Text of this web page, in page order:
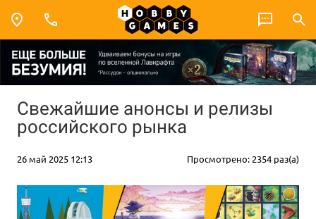
Свежайшие анонсы и релизы
российского рынка
26 май 2025 12:13 Просмотрено: 2354 раз(а)